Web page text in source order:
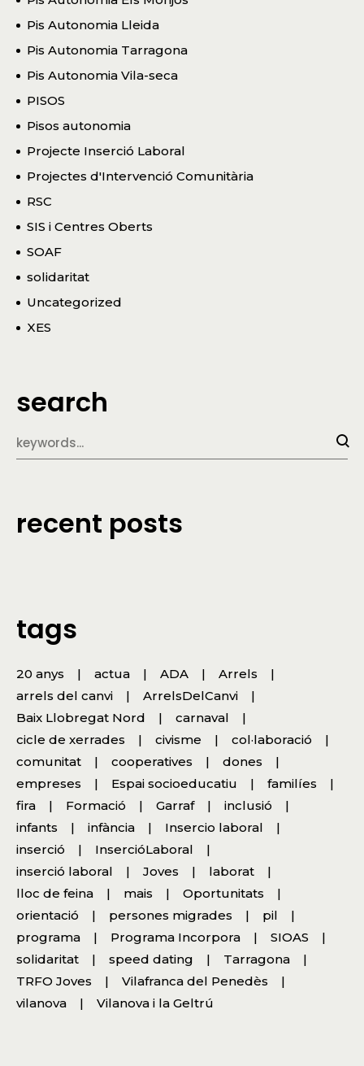
Pis Autonomia Lleida
Pis Autonomia Tarragona
Pis Autonomia Vila-seca
PISOS
Pisos autonomia
Projecte Inserció Laboral
Projectes d'Intervenció Comunitària
RSC
SIS i Centres Oberts
SOAF
solidaritat
Uncategorized
XES
search
recent posts
tags
20 anys actua ADA
Arrels
arrels del canvi
ArrelsDelCanvi
Baix Llobregat Nord
carnaval
cicle de xerrades
civisme
col·laboració
comunitat
cooperatives
dones
empreses
Espai socioeducatiu
familíes
fira
Formació Garraf
inclusió
infants
infància
Insercio laboral
inserció
InsercióLaboral
inserció laboral
Joves
laborat
lloc de feina
mais
Oportunitats
orientació
persones migrades
pil
programa
Programa Incorpora
SIOAS
solidaritat
speed dating
Tarragona
TRFO Joves
Vilafranca del Penedès
vilanova
Vilanova i la Geltrú